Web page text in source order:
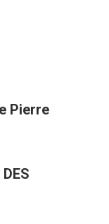
Pierre